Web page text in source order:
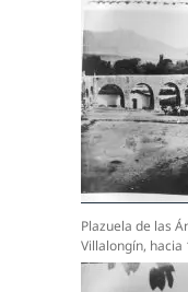
Plazuela de las
Villalongín, hacia